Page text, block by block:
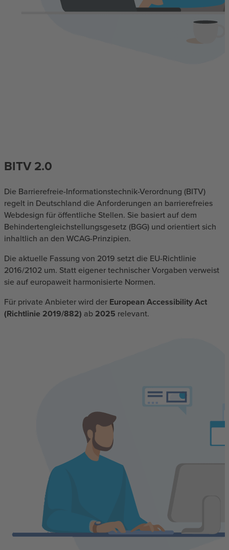
BITV 2.0
Die Barrierefreie-Informationstechnik-Verordnung (BITV)
regelt in Deutschland die Anforderungen an barrierefreies
Webdesign für öffentliche Stellen. Sie basiert auf dem
Behindertengleichstellungsgesetz (BGG) und orientiert sich
inhaltlich an den WCAG-Prinzipien.
Die aktuelle Fassung von 2019 setzt die EU-Richtlinie
2016/2102 um. Statt eigener technischer Vorgaben verweist
sie auf europaweit harmonisierte Normen.
Für private Anbieter wird der European Accessibility Act
(Richtlinie 2019/882) ab 2025 relevant.